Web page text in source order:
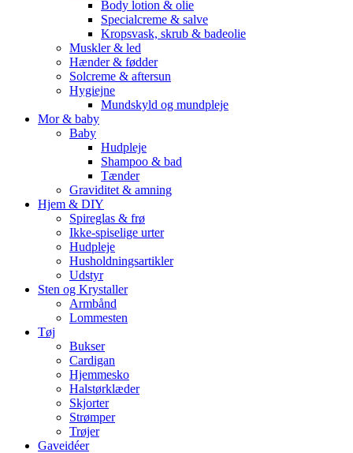
Body lotion & olie
Specialcreme & salve
Kropsvask, skrub & badeolie
Muskler & led
Hænder & fødder
Solcreme & aftersun
Hygiejne
Mundskyld og mundpleje
Mor & baby
Baby
Hudpleje
Shampoo & bad
Tænder
Graviditet & amning
Hjem & DIY
Spireglas & frø
Ikke-spiselige urter
Hudpleje
Husholdningsartikler
Udstyr
Sten og Krystaller
Armbånd
Lommesten
Tøj
Bukser
Cardigan
Hjemmesko
Halstørklæder
Skjorter
Strømper
Trøjer
Gaveidéer